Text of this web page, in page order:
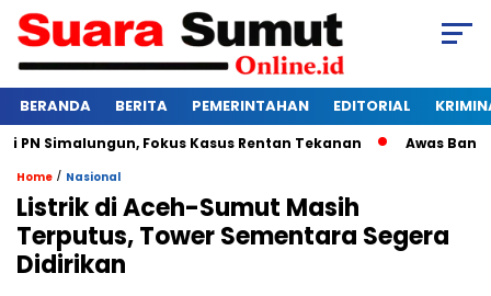
BERANDA BERITA PEMERINTAHAN EDITORIAL
Fokus Kasus Rentan Tekanan Awas
Home / Nasional
Listrik di Aceh-Sumut Masih
Terputus, Tower Sementara Segera
Didirikan